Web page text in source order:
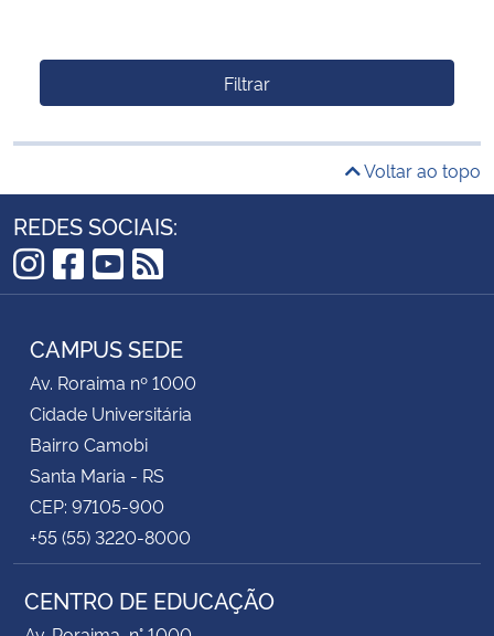
Filtrar
Voltar ao topo
REDES SOCIAIS:
Instagram
Facebook
YouTube
RSS
CAMPUS SEDE
Av. Roraima nº 1000
Cidade Universitária
Bairro Camobi
Santa Maria - RS
CEP: 97105-900
+55 (55) 3220-8000
CENTRO DE EDUCAÇÃO